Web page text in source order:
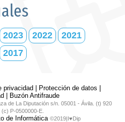
2023 2022
2021
2017
privacidad Protección de datos
Buzón Antifraude
de La Diputación s/n. 05001 - Ávila. (t) 920
(c) P-0500000-E.
de Informática ©2019|I♥Dip